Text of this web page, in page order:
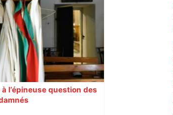
à l’épineuse question des